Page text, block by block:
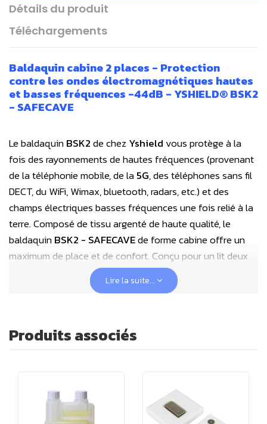
Détails du produit
Téléchargements
Baldaquin cabine 2 places - Protection
contre les ondes électromagnétiques hautes
et basses fréquences -44dB - YSHIELD® BSK2
- SAFECAVE
Le baldaquinBSK2de chez Yshield vous protège à la
fois des rayonnements de hautes fréquences (provenant
de la téléphonie mobile, de la5G, des téléphones sans fil
DECT, du WiFi, Wimax, bluetooth, radars, etc.) et des
champs électriques basses fréquences une fois relié à la
terre. Composé de tissu argenté de haute qualité, le
baldaquinBSK2 - SAFECAVEde forme cabine offre un
maximum de place et de confort. Conçu pour un lit deux
personnes, il convient pour des lits doubles jusqu'à 2 m
de large. Dimensions du baldaquin : largeur 220 cm,
Cebaldaquin anti ondesà une forme cabine, qui offre
utilisé facilement dans le cas de toits en pente (Dans ce
cas prévoir notre modèle pyramidal, plus simple à fixer
Lire la suite...
Produits associés